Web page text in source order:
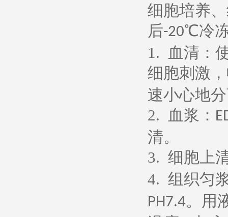
细胞培养
后-20℃冷
1.
血清：
细胞刺激
速小心地
2.
血浆：
清。
3. 细胞上
4. 组织匀
PH7.4。用